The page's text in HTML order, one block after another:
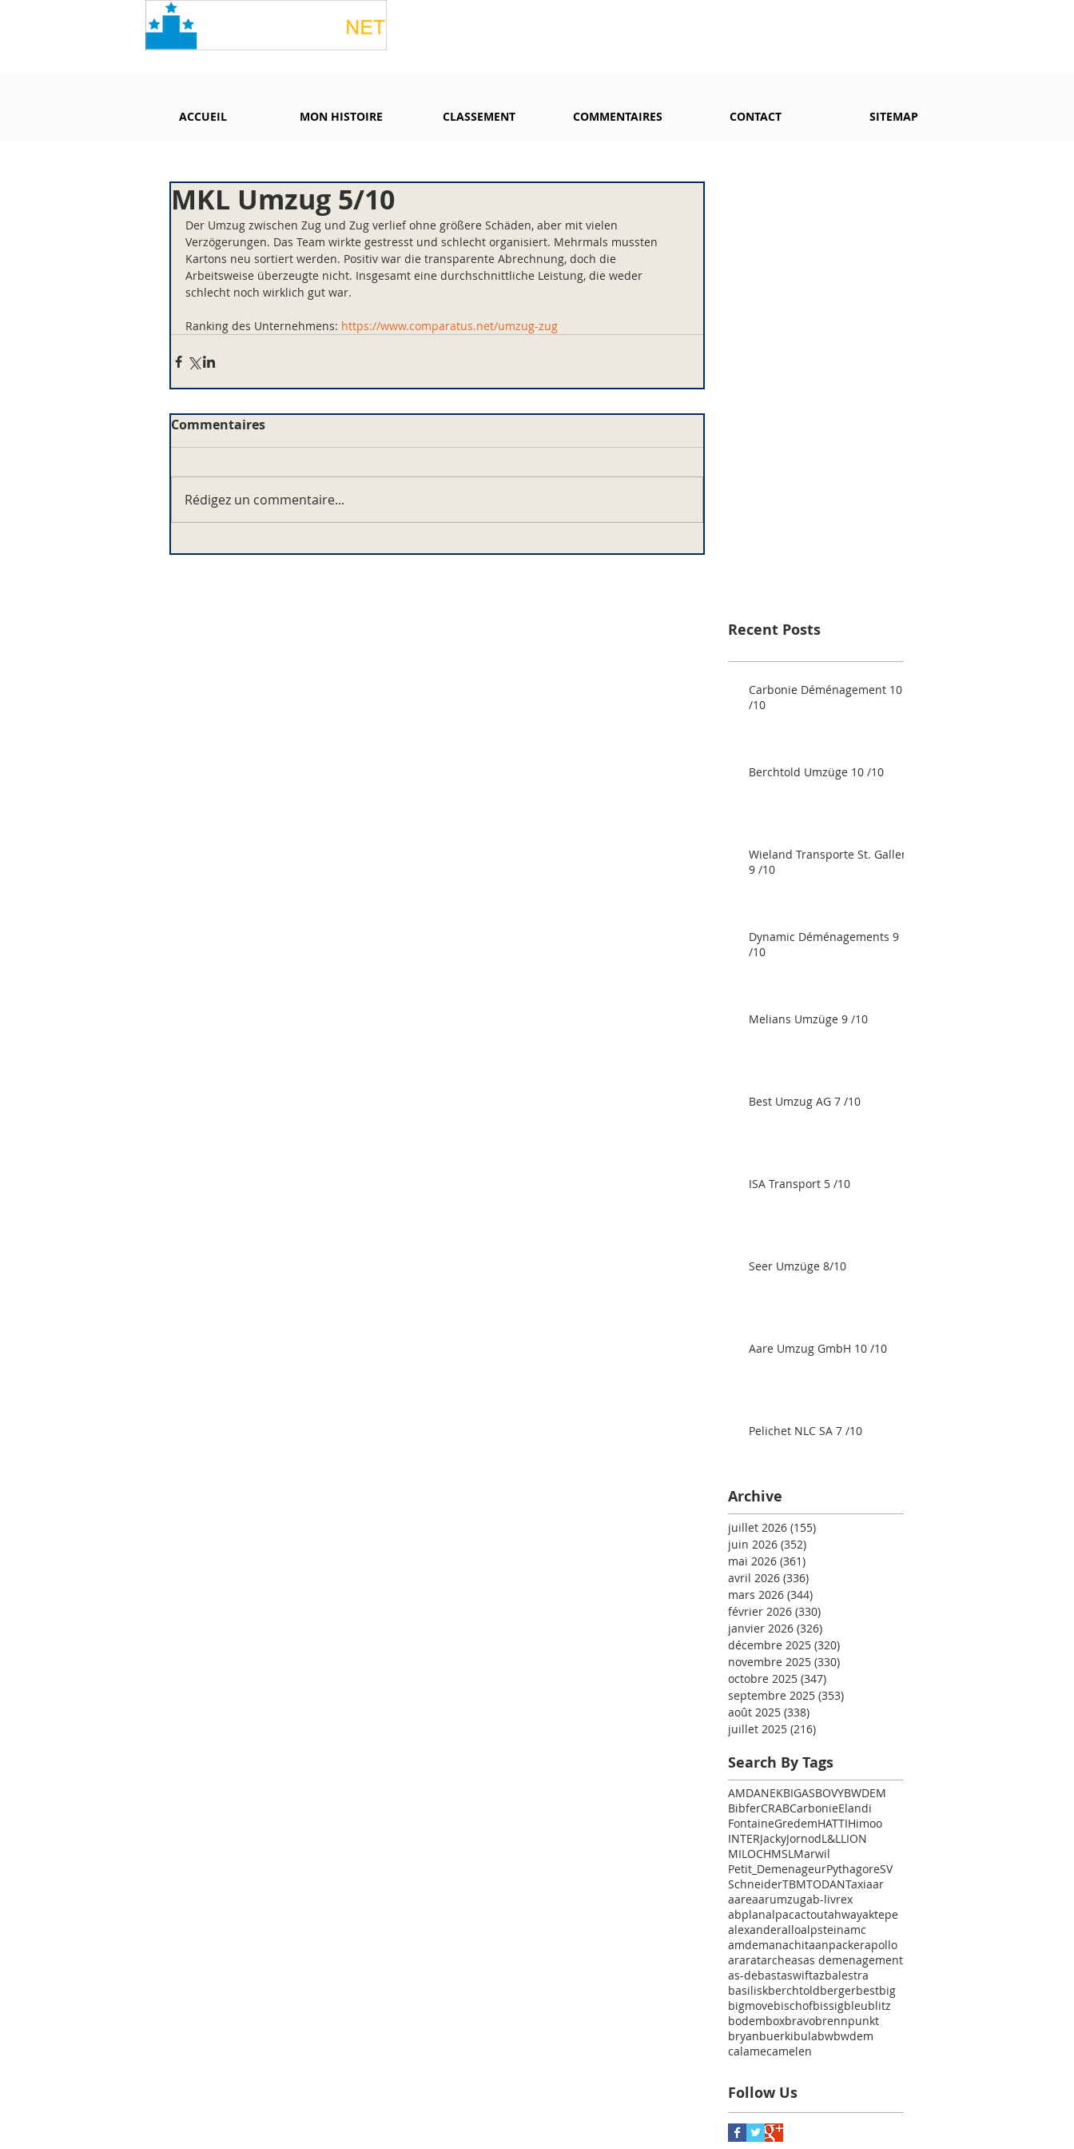
ACCUEIL MON HISTOIRE CLASSEMENT COMMENTAIRES CONTACT SITEMAP
MKL Umzug 5/10
Der Umzug zwischen Zug und Zug verlief ohne größere Schäden, aber mit vielen
Verzögerungen. Das Team wirkte gestresst und schlecht organisiert. Mehrmals mussten
Kartons neu sortiert werden. Positiv war die transparente Abrechnung, doch die
Arbeitsweise überzeugte nicht. Insgesamt eine durchschnittliche Leistung, die weder
schlecht noch wirklich gut war.
Ranking des Unternehmens: https://www.comparatus.net/umzug-zug
Commentaires
Rédigez un commentaire...
Recent Posts
Carbonie Déménagement 10
/10
Berchtold Umzüge 10 /10
Wieland Transporte St. Gallen
9 /10
Dynamic Déménagements 9
/10
Melians Umzüge 9 /10
Best Umzug AG 7 /10
ISA Transport 5 /10
Seer Umzüge 8/10
Aare Umzug GmbH 10 /10
Pelichet NLC SA 7 /10
Archive
juillet 2026 (155)
juin 2026 (352)
mai 2026 (361)
avril 2026 (336)
mars 2026 (344)
février 2026 (330)
janvier 2026 (326)
décembre 2025 (320)
novembre 2025 (330)
octobre 2025 (347)
septembre 2025 (353)
août 2025 (338)
juillet 2025 (216)
Search By Tags
AMDANEKBIGASBOVYBWDEM
BibferCRABCarbonieElandi
FontaineGredemHATTIHimoo
INTERJackyJornodL&LLION
MILOCHMSLMarwil
Petit_DemenageurPythagoreSV
SchneiderTBMTODANTaxiaar
aareaarumzugab-livrex
abplanalpacactoutahwayaktepe
alexanderalloalpsteinamc
amdemanachitaanpackerapollo
araratarcheasas demenagement
as-debastaswiftazbalestra
basiliskberchtoldbergerbestbig
bigmovebischofbissigbleublitz
bodemboxbravobrennpunkt
bryanbuerkibulabwbwdem
calamecamelen
Follow Us